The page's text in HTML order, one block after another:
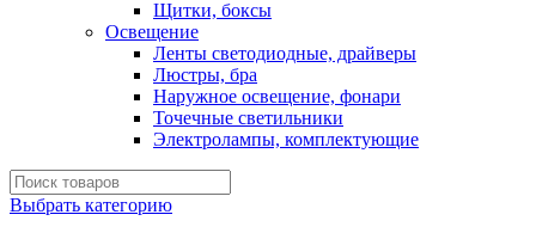
Щитки, боксы
Освещение
Ленты светодиодные, драйверы
Люстры, бра
Наружное освещение, фонари
Точечные светильники
Электролампы, комплектующие
Выбрать категорию